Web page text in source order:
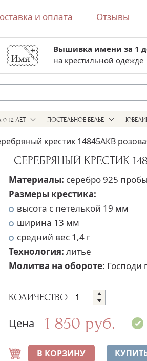
и оплата Отзывы
Все для выписки и
в одном магазине
Вышивка имени за 1
на крестильной одежде
12 ЛЕТ ПОСТЕЛЬНОЕ БЕЛЬЕ
крестик 14845АКВ
СЕРЕБРЯНЫЙ КРЕСТИК
Материалы: серебро 925
Размеры крестика:
высота с петелькой 19 мм
ширина 13 мм
средний вес 1,4 г
Технология: литье
Молитва на обороте: Господи
КОЛИЧЕСТВО
Цена 1 850 руб.
В КОРЗИНУ